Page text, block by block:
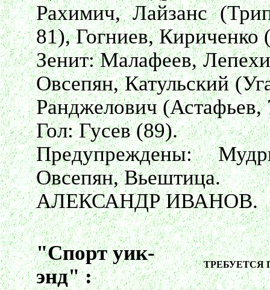
Рахимич, Лайзанс
81), Гогниев,
Зенит: Малафеев,
Овсепян, Катульский
Ранджелович (Астафьев,
Гол: Гусев (89).
Предупреждены:
Овсепян, Вьештица.
АЛЕКСАНДР ИВАНОВ.
"Спорт уик-
энд" :
ТРЕБУЕТСЯ